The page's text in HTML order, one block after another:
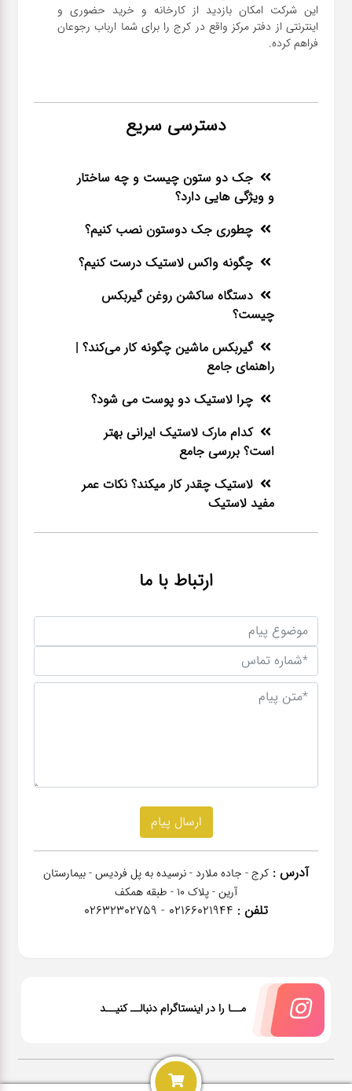
این شرکت امکان بازدید از کارخانه و خرید حضوری و
اینترنتی از دفتر مرکز واقع در کرج را برای شما ارباب رجوعان
فراهم کرده.
دسترسی سریع
جک دو ستون چیست و چه ساختار
و ویژگی هایی دارد؟
چطوری جک دوستون نصب کنیم؟
چگونه واکس لاستیک درست کنیم؟
دستگاه ساکشن روغن گیربکس
چیست؟
گیربکس ماشین چگونه کار می‌کند؟ |
راهنمای جامع
چرا لاستیک دو پوست می شود؟
کدام مارک لاستیک ایرانی بهتر
است؟ بررسی جامع
لاستیک چقدر کار میکند؟ نکات عمر
مفید لاستیک
ارتباط با ما
آدرس : کرج - جاده ملارد - نرسیده به پل فردیس - بیمارستان
آرین - پلاک 10 - طبقه همکف
تلفن : 02166021944 - 02632302759
مــا را در اینستاگرام دنبالــ کنیــد